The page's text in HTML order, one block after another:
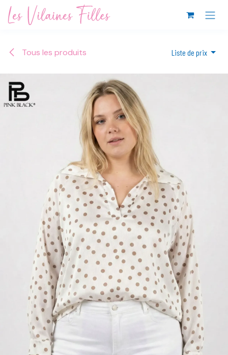
Se rendre au contenu
Tous les produits Liste de prix